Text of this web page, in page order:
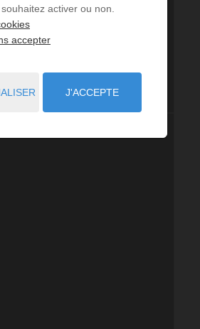
activer ou non.
accepter
J'ACCEPTE